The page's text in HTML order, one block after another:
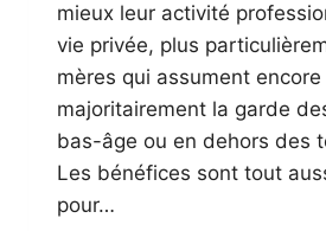
mieux leur activité
vie privée, plus
mères qui assument encore
majoritairement la garde
bas-âge ou en dehors des
Les bénéfices sont tout
pour…